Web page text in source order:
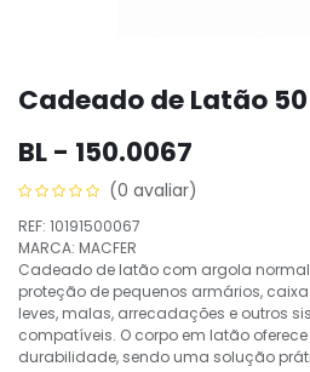
Cadeado de Latão
BL - 150.0067
(0 avaliar)
REF: 10191500067
MARCA: MACFER
Cadeado de latão com argola
proteção de pequenos armários,
leves, malas, arrecadações e outros
compatíveis. O corpo em latão
durabilidade, sendo uma solução